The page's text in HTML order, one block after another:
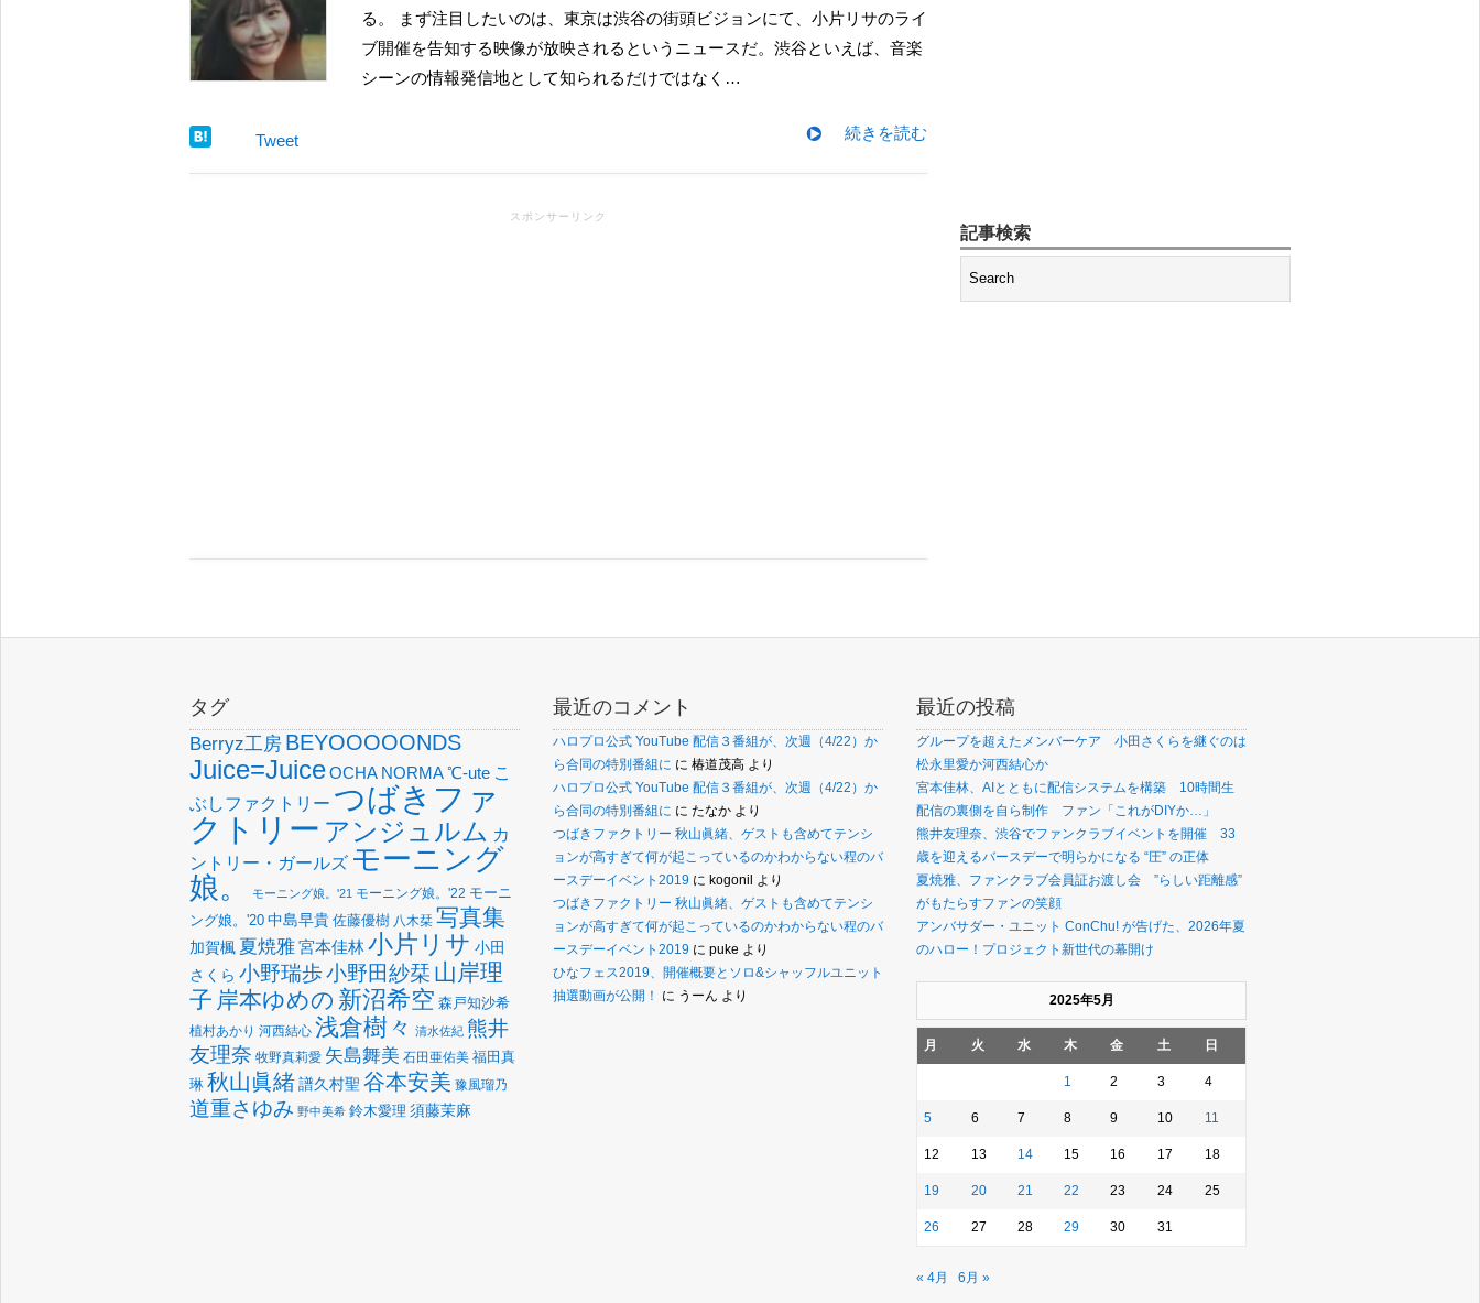
夏焼雅 YouTubeチャンネルに徳永千奈美！ このままBerryz工房を網羅
するか
元モーニング娘。北川莉央、テレビ東京アナウンサーとして初仕事 『テ
武器に新たなステージへ
る。 まず注目したいのは、東京は渋谷の街頭ビジョンにて、小片リサのライ
ブ開催を告知する映像が放映されるというニュースだ。渋谷といえば、音楽
シーンの情報発信地として知られるだけではなく…
続きを読む
Tweet
スポンサーリンク
記事検索
タグ
Berryz工房 BEYOOOOONDS
Juice=JuiceOCHA NORMA℃-ute こ
ぶしファクトリー つばきファ
クトリー アンジュルム カ
ントリー・ガールズ モーニング
娘。
モーニング娘。'21 モーニング娘。'22 モーニ
ング娘。'20 中島早貴 佐藤優樹 八木栞 写真集
加賀楓 夏焼雅宮本佳林小片リサ 小田
さくら 小野瑞歩小野田紗栞 山岸理
子 岸本ゆめの 新沼希空 森戸知沙希
植村あかり 河西結心 浅倉樹々 清水佐紀 熊井
友理奈 牧野真莉愛 矢島舞美 石田亜佑美 福田真
琳 秋山眞緒譜久村聖 谷本安美 豫風瑠乃
道重さゆみ 野中美希 鈴木愛理 須藤茉麻
最近のコメント
ハロプロ公式 YouTube 配信３番組が、次週（4/22）か
ら合同の特別番組に に 椿道茂高 より
ハロプロ公式 YouTube 配信３番組が、次週（4/22）か
ら合同の特別番組に に たなか より
つばきファクトリー 秋山眞緒、ゲストも含めてテンシ
ョンが高すぎて何が起こっているのかわからない程のバ
ースデーイベント2019 に kogonil より
つばきファクトリー 秋山眞緒、ゲストも含めてテンシ
ョンが高すぎて何が起こっているのかわからない程のバ
ースデーイベント2019 に puke より
ひなフェス2019、開催概要とソロ&シャッフルユニット
抽選動画が公開！
に うーん より
最近の投稿
グループを超えたメンバーケア 小田さくらを継ぐのは
松永里愛か河西結心か
宮本佳林、AIとともに配信システムを構築 10時間生
配信の裏側を自ら制作 ファン「これがDIYか…」
熊井友理奈、渋谷でファンクラブイベントを開催 33
歳を迎えるバースデーで明らかになる “圧” の正体
夏焼雅、ファンクラブ会員証お渡し会 ”らしい距離感”
がもたらすファンの笑顔
アンバサダー・ユニット ConChu! が告げた、2026年夏
のハロー！プロジェクト新世代の幕開け
2025年5月
月 火 水 木 金 土 日
1 2 3 4
5 6 7 8 9 10 11
12 13 14 15 16 17 18
19 20 21 22 23 24 25
26 27 28 29 30 31
« 4月 6月 »